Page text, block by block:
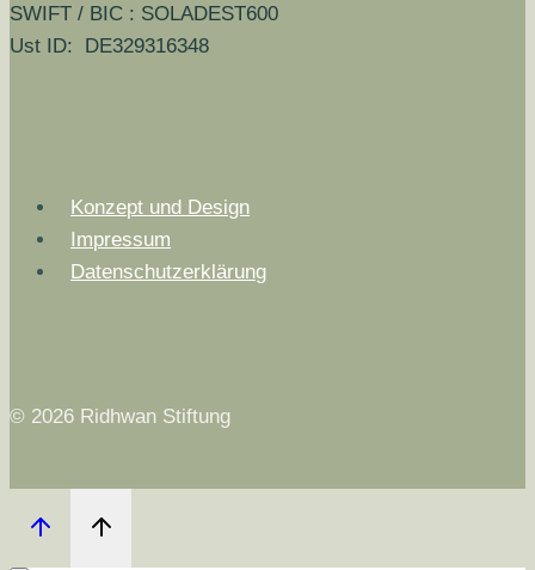
SWIFT / BIC : SOLADEST600
Ust ID: DE329316348
Konzept und Design
Impressum
Datenschutzerklärung
© 2026 Ridhwan Stiftung